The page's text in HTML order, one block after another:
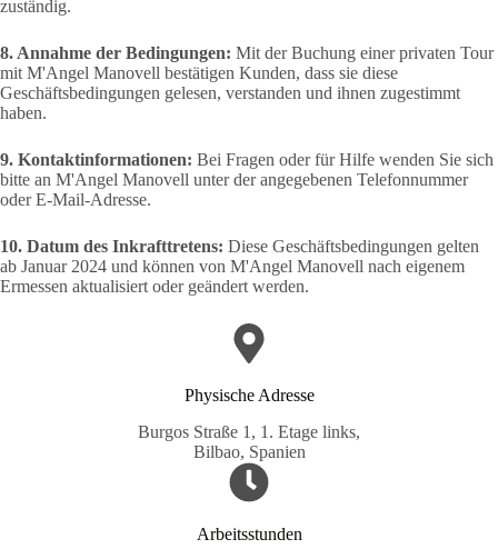
zuständig.
8. Annahme der Bedingungen: Mit der Buchung einer privaten Tour
mit M'Angel Manovell bestätigen Kunden, dass sie diese
Geschäftsbedingungen gelesen, verstanden und ihnen zugestimmt
haben.
9. Kontaktinformationen: Bei Fragen oder für Hilfe wenden Sie sich
bitte an M'Angel Manovell unter der angegebenen Telefonnummer
oder E-Mail-Adresse.
10. Datum des Inkrafttretens: Diese Geschäftsbedingungen gelten
ab Januar 2024 und können von M'Angel Manovell nach eigenem
Ermessen aktualisiert oder geändert werden.
Physische Adresse​
Burgos Straße 1, 1. Etage links,
Bilbao, Spanien
Arbeitsstunden